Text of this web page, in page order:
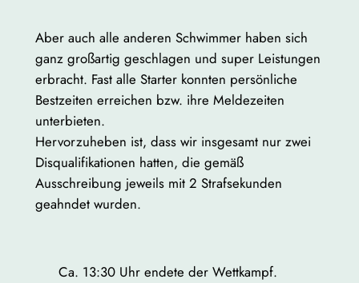
Aber auch alle anderen Schwimmer haben sich
ganz großartig geschlagen und super Leistungen
erbracht. Fast alle Starter konnten persönliche
Bestzeiten erreichen bzw. ihre Meldezeiten
unterbieten.
Hervorzuheben ist, dass wir insgesamt nur zwei
Disqualifikationen hatten, die gemäß
Ausschreibung jeweils mit 2 Strafsekunden
geahndet wurden.
Ca. 13:30 Uhr endete der Wettkampf.